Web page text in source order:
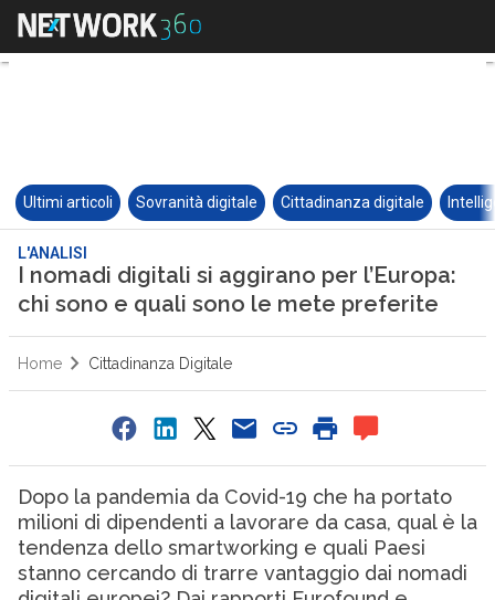
Ultimi articoli Sovranità digitale Cittadinanza digitale
L'ANALISI
I nomadi digitali si aggirano per l’Europa:
chi sono e quali sono le mete preferite
Home Cittadinanza Digitale
Dopo la pandemia da Covid-19 che ha portato
milioni di dipendenti a lavorare da casa, qual è la
tendenza dello smartworking e quali Paesi
stanno cercando di trarre vantaggio dai nomadi